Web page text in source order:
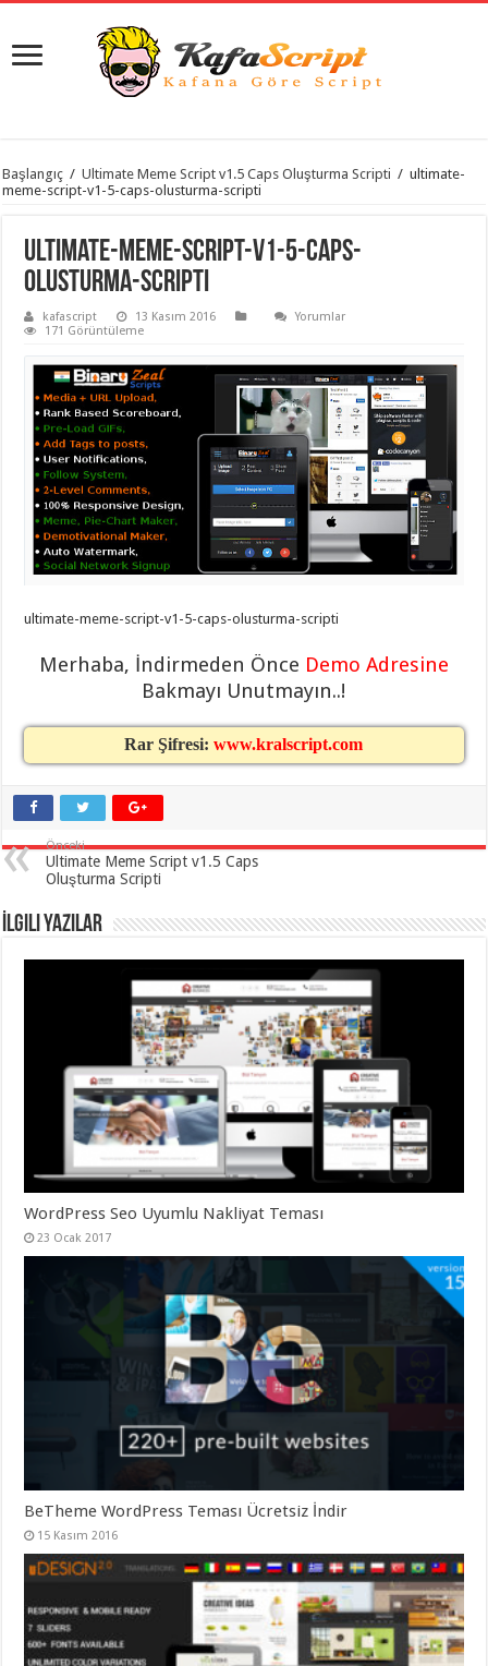
istanbul
organizasyon
taşımacılık,
gaziantep
organizasyon ,
gaziantep
taşımacılık
evden
taşımacılık,
gaziantep
evden
taşımacılık
evden
taşımacılık,
gaziantep
evden
taşımacılık,
gaziantep
evden
taşımacılık,
eve
taşımacılık
asansörlü
taşıma
gaziantep
eve
taşımacılık,
organizasyon,
organizasyon,
organizasyon,
twitter
hilesi,
twitter
takipçi
hilesi,
Başlangıç / Ultimate Meme Script v1.5 Caps Oluşturma Scripti / ultimate-
meme-script-v1-5-caps-olusturma-scripti
ultimate-meme-script-v1-5-caps-
olusturma-scripti
kafascript 13 Kasım 2016
Yorumlar
171 Görüntüleme
ultimate-meme-script-v1-5-caps-olusturma-scripti
Merhaba, İndirmeden Önce Demo Adresine
Bakmayı Unutmayın..!
Rar Şifresi:www.kralscript.com
Önceki
Ultimate Meme Script v1.5 Caps
Oluşturma Scripti
İlgili Yazılar
WordPress Seo Uyumlu Nakliyat Teması
23 Ocak 2017
BeTheme WordPress Teması Ücretsiz İndir
15 Kasım 2016